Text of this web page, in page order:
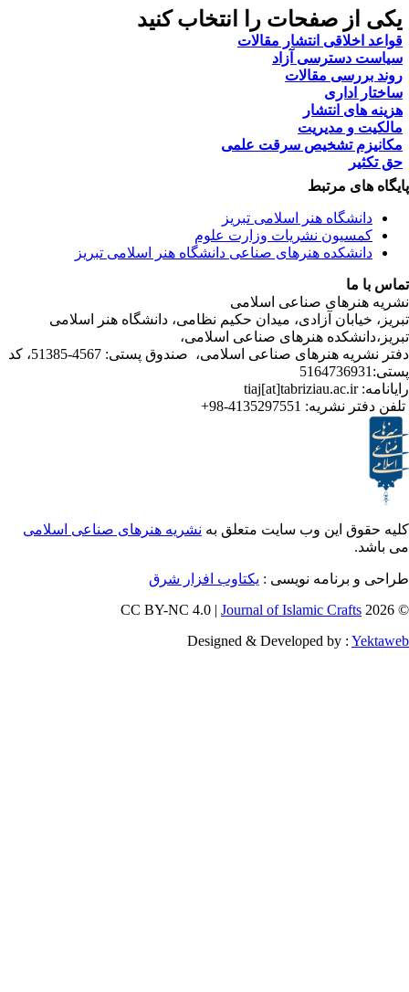
صفحات را انتخاب کنید
انتشار مقالات
آزاد
مقالات
انتشار
مدیریت
ﺗﺸﺨﯿﺺ ﺳﺮﻗﺖ ﻋﻠﻤﯽ
مرتبط
هنر اسلامی تبریز
نشریات وزارت علوم
هنرهای صناعی دانشگاه هنر اسلامی تبریز
صناعی اسلامی
آزادی، میدان حکیم نظامی، دانشگاه هنر اسلامی
هنرهای صناعی اسلامی،
دفتر نشریه هنرهای صناعی اسلامی، صندوق پستی: 4567-51385، کد
نشریه:4135297551-98+
این وب سایت متعلق بهنشریه هنرهای صناعی اسلامی
نویسی : یکتاوب افزار شرق
Journal of Islamic
Designed & Developed by :